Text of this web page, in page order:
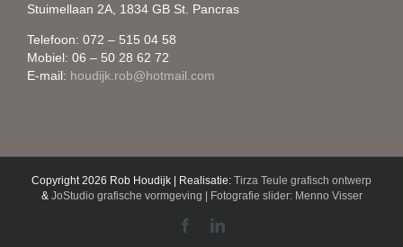
Stuimellaan 2A, 1834 GB St. Pancras
Telefoon: 072 – 515 04 58
Mobiel: 06 – 50 28 62 72
E-mail: houdijk.rob@hotmail.com
Copyright 2026 Rob Houdijk | Realisatie: Tirza Teule grafisch ontwerp
& JoStudio grafische vormgeving | Fotografie slider: Menno Visser
FacebookLinkedIn